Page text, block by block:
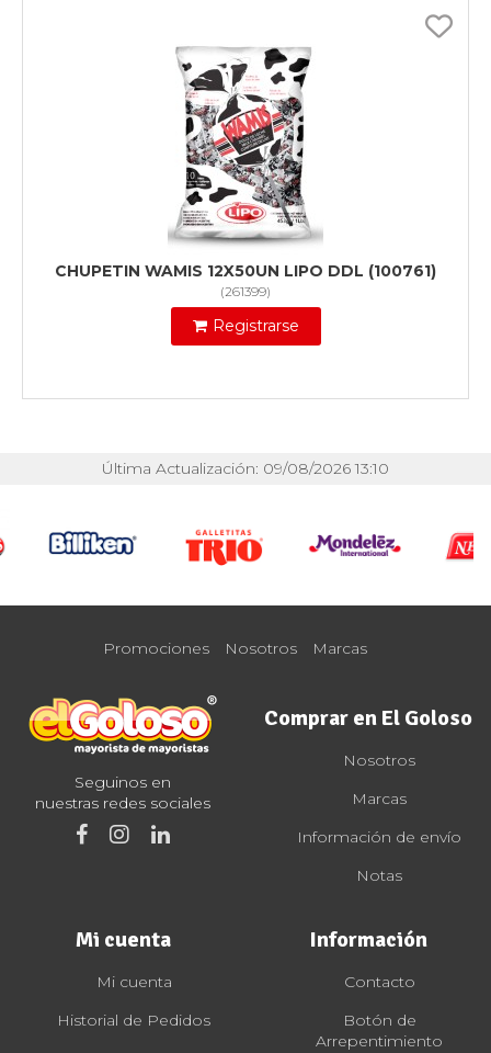
CHUPETIN WAMIS 12X50UN LIPO DDL (100761)
(261399)
Registrarse
Última Actualización: 09/08/2026 13:10
Promociones Nosotros Marcas
Seguinos en
nuestras redes sociales
Comprar en El Goloso
Nosotros
Marcas
Información de envío
Notas
Mi cuenta
Mi cuenta
Historial de Pedidos
Información
Contacto
Botón de
Arrepentimiento